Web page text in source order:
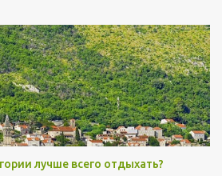
(Dan državnosti);
(сб) - Негошев день (Njegošev
культуры .
лучше всего отдыхать?